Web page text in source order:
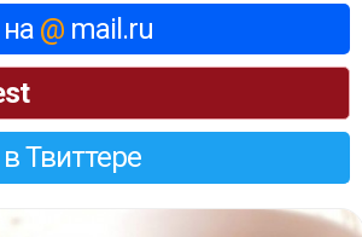
@ mail.ru
Твиттере